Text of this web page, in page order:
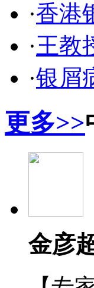
·香港
·王教
·银屑
更多>>
金彦